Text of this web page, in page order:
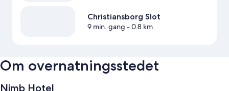
Christiansborg Slot
9 min. gang - 0.8 km
Om overnatningsstedet
Nimb Hotel